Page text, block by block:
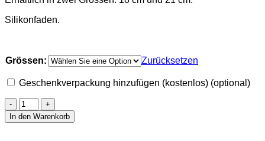
Silikonfaden.
Grössen: Zurücksetzen
Geschenkverpackung hinzufügen (kostenlos) (optional)
Armband
aus
Selenit
In den Warenkorb